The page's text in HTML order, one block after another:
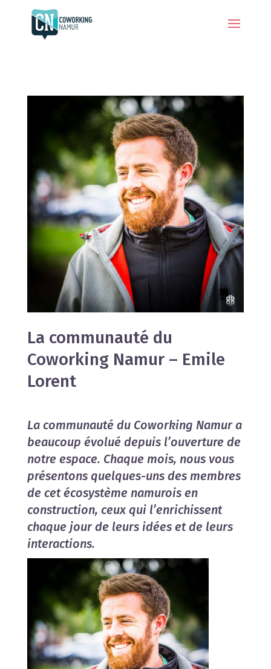
La communauté du
Coworking Namur – Emile
Lorent
La communauté du Coworking Namur a
beaucoup évolué depuis l’ouverture de
notre espace. Chaque mois, nous vous
présentons quelques-uns des membres
de cet écosystème namurois en
construction, ceux qui l’enrichissent
chaque jour de leurs idées et de leurs
interactions.